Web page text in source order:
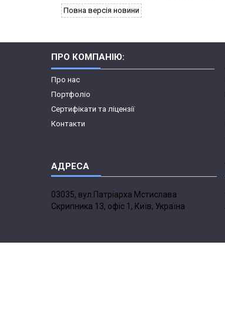
Повна версія новини
ПРО КОМПАНІЮ:
Про нас
Портфоліо
Сертифікати та ліцензії
Контакти
03035, вул.Патріарха Мстислава
Скрипника 13, офіс 1, Київ, Україна